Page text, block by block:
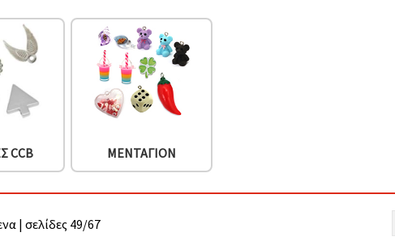
CCB ΜΕΝΤΑΓΙΌΝ
| σελίδες 49/67